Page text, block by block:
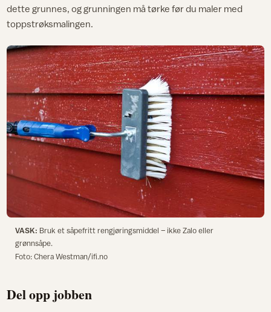
dette grunnes, og grunningen må tørke før du maler med
toppstrøksmalingen.
VASK: Bruk et såpefritt rengjøringsmiddel – ikke Zalo eller
grønnsåpe.
Foto: Chera Westman/ifi.no
Del opp jobben